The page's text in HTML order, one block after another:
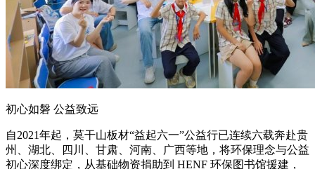
初心如磐 公益致远
自2021年起，莫干山板材“益起六一”公益行已连续六载奔赴贵
州、湖北、四川、甘肃、河南、广西等地，将环保理念与公益
初心深度绑定，从基础物资捐助到 HENF 环保图书馆援建，